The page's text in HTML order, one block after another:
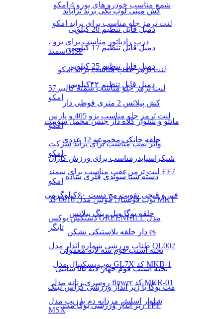
شمع مناسب خودرو های یورو 4 امکو
لنت ترمز جلو مناسب برای پراید امکو
درب رادیاتور مناسب برای پژو ،
سمندGISP
لنت ترمز عقب مناسب پراید امکو
لنت ترمز جلو مناسب سمند کالیبر57
امکو
لنت ترمز جلو مناسب پژو 405 و پارس
امکو
واتر پمپ مناسب برای پراید شرکت
امکو
لنت ترمز عقب مناسب برای سمند EF7
امکو
توپ فوتسال مولتن مدل 0016 کد MKT
دستکش بوکس GREENHILL مدل
تایگر
طناب ورزشی شماره انداز مدل QL002
توپ بسکتبال مدل GL7X کد MKB-1
روسری زنانه مدل flower کد MKR-01
شلوار اسلش مردانه دم پا زیپ مدل
MSX
کش مینی لوپ تکی برند تراباند
دمبل قابل تنظیم 20 کیلویی
دمبل قابل تنظیم 17 کیلویی
دمبل قابل تنظیم 25 کیلویی
دمبل قابل تنظیم ۴۲کیلویی
کش پیلاتس 2 متری قوطی دار
مانتو و شلوار کلاه دار جنس مخمل سوییت
حلقه چابکی مجموعه 12 عددی
شیکراسپایدرمناسب برای ورزش کاران
دسته شنا سوئدی فلزی ساده
فنر و قیچی تقویت مچ دست ۶۰کیلوگرمی
حلقه یوگا ویل رینگ پیلاتس
دار حلقه پلاستیکی نشکن es
تخته استپ فوم سه لایه معمولی
تخته استپ فوم چهار لایه ۵۵ سانتی
مت یوگا یا زیر انداز ورزشی کراس لینک
زیر انداز ورزشی یوگا مت TPE